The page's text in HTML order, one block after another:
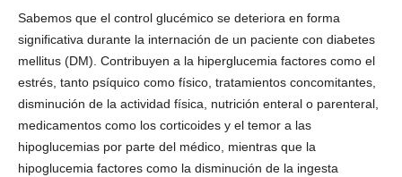
Sabemos que el control glucémico se deteriora en forma
significativa durante la internación de un paciente con diabetes
mellitus (DM). Contribuyen a la hiperglucemia factores como el
estrés, tanto psíquico como físico, tratamientos concomitantes,
disminución de la actividad física, nutrición enteral o parenteral,
medicamentos como los corticoides y el temor a las
hipoglucemias por parte del médico, mientras que la
hipoglucemia factores como la disminución de la ingesta